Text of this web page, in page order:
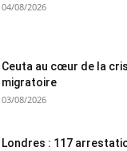
04/08/2026
Ceuta au cœur de la
migratoire
03/08/2026
Londres : 117